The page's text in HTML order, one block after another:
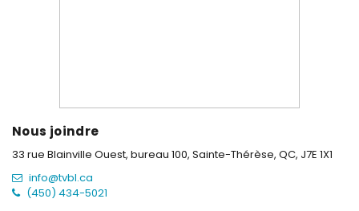
Nous joindre
33 rue Blainville Ouest, bureau 100, Sainte-Thérèse, QC, J7E 1X1
info@tvbl.ca
(450) 434-5021